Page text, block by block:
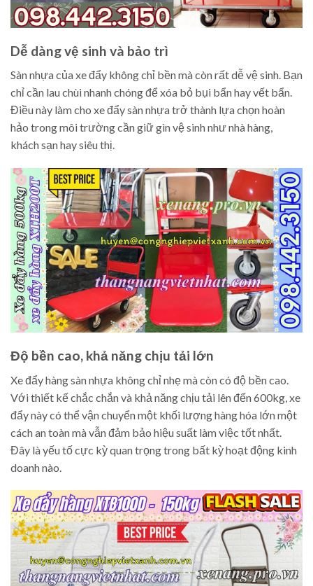
Dễ dàng vệ sinh và bảo trì
Sàn nhựa của xe đẩy không chỉ bền mà còn rất dễ vệ sinh. Bạn
chỉ cần lau chùi nhanh chóng để xóa bỏ bụi bẩn hay vết bẩn.
Điều này làm cho xe đẩy sàn nhựa trở thành lựa chọn hoàn
hảo trong môi trường cần giữ gìn vệ sinh như nhà hàng,
khách sạn hay siêu thị.
Độ bền cao, khả năng chịu tải lớn
Xe đẩy hàng sàn nhựa không chỉ nhẹ mà còn có độ bền cao.
Với thiết kế chắc chắn và khả năng chịu tải lên đến 600kg, xe
đẩy này có thể vận chuyển một khối lượng hàng hóa lớn một
cách an toàn mà vẫn đảm bảo hiệu suất làm việc tốt nhất.
Đây là yếu tố cực kỳ quan trọng trong bất kỳ hoạt động kinh
doanh nào.